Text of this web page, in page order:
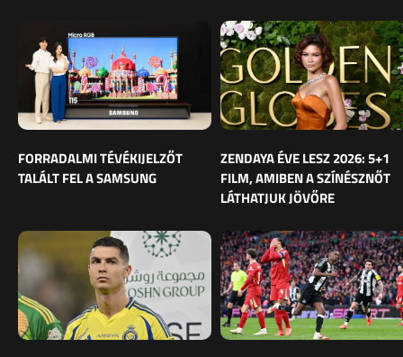
FORRADALMI TÉVÉKIJELZŐT
TALÁLT FEL A SAMSUNG
ZENDAYA ÉVE LESZ 2026: 5+1
FILM, AMIBEN A SZÍNÉSZNŐT
LÁTHATJUK JÖVŐRE